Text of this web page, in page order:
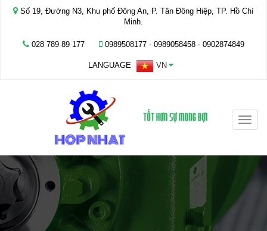
Số 19, Đường N3, Khu phố Đông An, P. Tân Đông Hiệp, TP. Hồ Chí
Minh.
028 789 89 177 0989508177 - ‭0989058458‬ - 0902874849
LANGUAGE VN
Toggle